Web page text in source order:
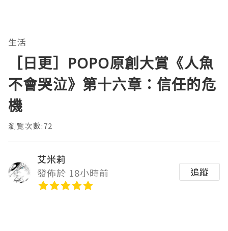
生活
［日更］POPO原創大賞《人魚
不會哭泣》第十六章：信任的危
機
瀏覽次數:72
艾米莉
發佈於 18小時前
追蹤